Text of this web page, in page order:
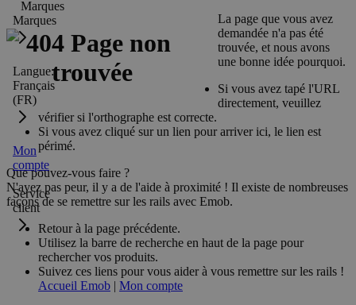
Marques
Langue:
Français
(FR)
Mon
compte
Service
client
La page que vous avez
demandée n'a pas été
trouvée, et nous avons
une bonne idée pourquoi.
Si vous avez tapé l'URL
directement, veuillez
vérifier si l'orthographe est correcte.
Si vous avez cliqué sur un lien pour arriver ici, le lien est
périmé.
Que pouvez-vous faire ?
N'ayez pas peur, il y a de l'aide à proximité ! Il existe de nombreuses
façons de se remettre sur les rails avec Emob.
Retour à la page précédente.
Utilisez la barre de recherche en haut de la page pour
rechercher vos produits.
Suivez ces liens pour vous aider à vous remettre sur les rails !
Accueil Emob | Mon compte